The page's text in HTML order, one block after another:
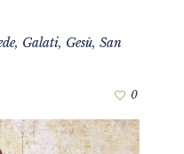
, Galati, Gesù, San
0